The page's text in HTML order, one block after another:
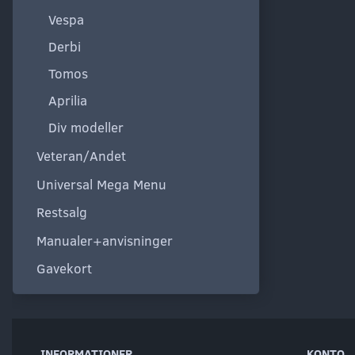
Vespa
Derbi
Tomos
Aprilia
Div modeller
Veteran/Andet
Universal Mega Menu
Restsalg
Manualer+anvisninger
Gavekort